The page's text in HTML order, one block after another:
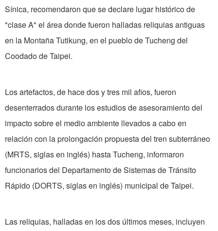
Sínica, recomendaron que se declare lugar histórico de
"clase A" el área donde fueron halladas reliquias antiguas
en la Montaña Tutikung, en el pueblo de Tucheng del
Coodado de Taipei.
Los artefactos, de hace dos y tres mil afios, fueron
desenterrados durante los estudios de asesoramiento del
impacto sobre el medio ambiente llevados a cabo en
relación con la prolongación propuesta del tren subterráneo
(MRTS, siglas en inglés) hasta Tucheng, informaron
funcionarios del Departamento de Sistemas de Tránsito
Rápido (DORTS, siglas en inglés) municipal de Taipei.
Las reliquias, halladas en los dos últimos meses, incluyen